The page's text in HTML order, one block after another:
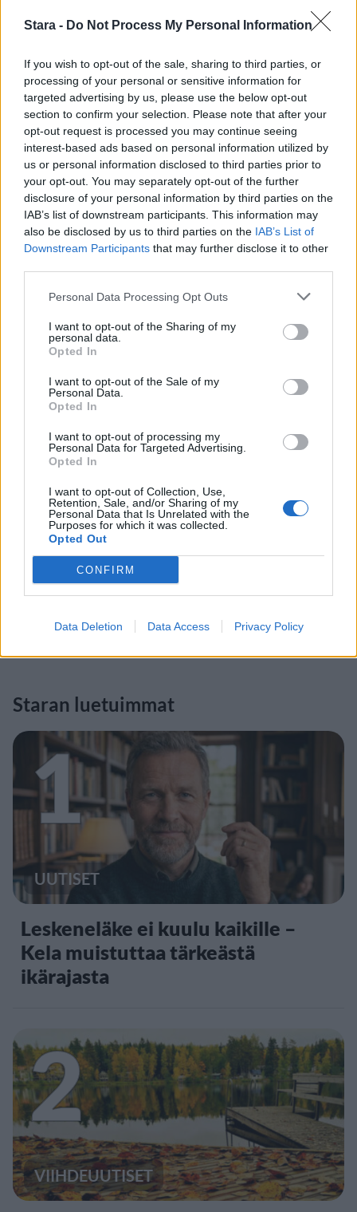
Stara - Do Not Process My Personal Information
If you wish to opt-out of the sale, sharing to third parties, or
processing of your personal or sensitive information for
targeted advertising by us, please use the below opt-out
section to confirm your selection. Please note that after your
opt-out request is processed you may continue seeing
interest-based ads based on personal information utilized by
us or personal information disclosed to third parties prior to
your opt-out. You may separately opt-out of the further
disclosure of your personal information by third parties on the
IAB’s list of downstream participants. This information may
also be disclosed by us to third parties on the IAB’s List of
Downstream Participants that may further disclose it to other
Personal Data Processing Opt Outs
I want to opt-out of the Sharing of my
personal data.
Opted In
I want to opt-out of the Sale of my
Personal Data.
Opted In
I want to opt-out of processing my
Personal Data for Targeted Advertising.
Opted In
I want to opt-out of Collection, Use,
Retention, Sale, and/or Sharing of my
Personal Data that Is Unrelated with the
Purposes for which it was collected.
Opted Out
CONFIRM
Data Deletion Data Access Privacy Policy
liittyvistä teemoista ja aiheista, kuten
Kanariansaaret,siroccotai laajemmin samasta
aihealueestaMatkailu-osioistamme.
Ilmoita virheestä ·Tietoa meistä ·Toimitusperiaatteet
Staran luetuimmat
1
UUTISET
Leskeneläke ei kuulu kaikille –
Kela muistuttaa tärkeästä
ikärajasta
2
VIIHDEUUTISET